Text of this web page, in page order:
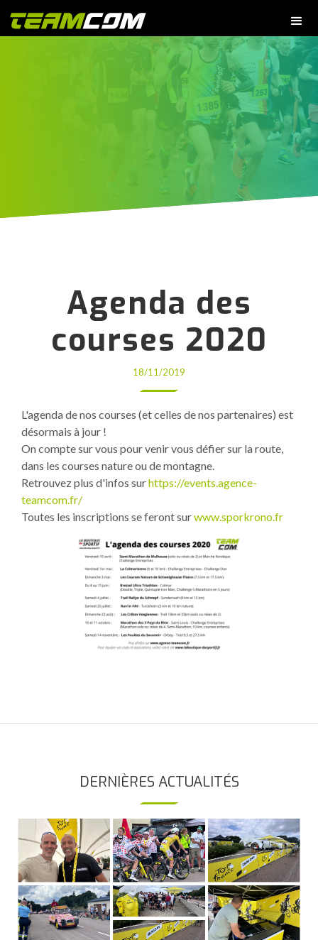
Agenda des
courses 2020
18/11/2019
L'agenda de nos courses (et celles de nos partenaires) est
désormais à jour !
On compte sur vous pour venir vous défier sur la route,
dans les courses nature ou de montagne.
Retrouvez plus d'infos surhttps://events.agence-
teamcom.fr/
Toutes les inscriptions se feront surwww.sporkrono.fr
DERNIÈRES ACTUALITÉS